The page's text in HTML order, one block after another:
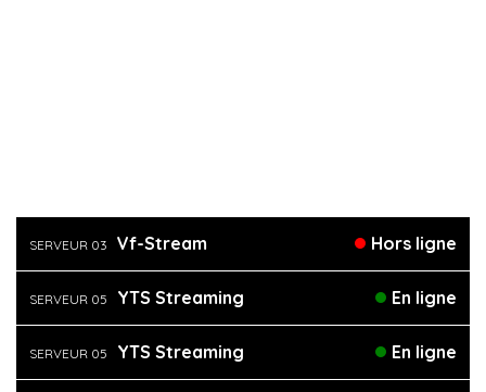
SERVEUR 03 Vf-Stream Hors ligne
SERVEUR 05 YTS Streaming En ligne
SERVEUR 05 YTS Streaming En ligne